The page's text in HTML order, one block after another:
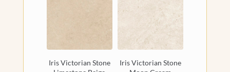
Iris Victorian Stone
Iris Victorian Stone